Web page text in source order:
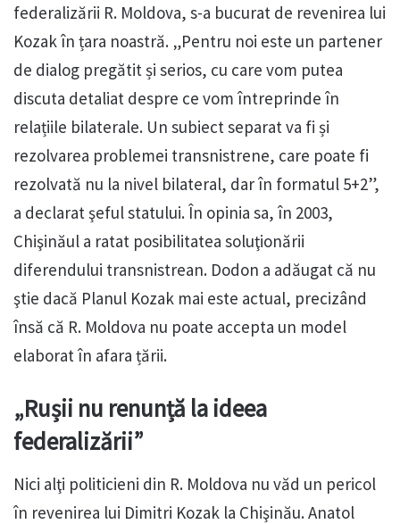
federalizării R. Moldova, s-a bucurat de revenirea lui
Kozak în țara noastră. „Pentru noi este un partener
de dialog pregătit și serios, cu care vom putea
discuta detaliat despre ce vom întreprinde în
relațiile bilaterale. Un subiect separat va fi și
rezolvarea problemei transnistrene, care poate fi
rezolvată nu la nivel bilateral, dar în formatul 5+2”,
a declarat şeful statului. În opinia sa, în 2003,
Chişinăul a ratat posibilitatea soluţionării
diferendului transnistrean. Dodon a adăugat că nu
ştie dacă Planul Kozak mai este actual, precizând
însă că R. Moldova nu poate accepta un model
elaborat în afara țării.
„Rușii nu renunță la ideea
federalizării”
Nici alţi politicieni din R. Moldova nu văd un pericol
în revenirea lui Dimitri Kozak la Chişinău. Anatol